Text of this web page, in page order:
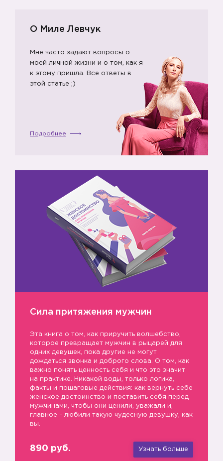
О Миле Левчук
Мне часто задают вопросы о
моей личной жизни и о том, как я
к этому пришла. Все ответы в
этой статье ;)
Подробнее
Сила притяжения мужчин
Эта книга о том, как приручить волшебство,
которое превращает мужчин в рыцарей для
одних девушек, пока другие не могут
дождаться звонка и доброго слова. О том, как
важно понять ценность себя и что это значит
на практике. Никакой воды, только логика,
факты и пошаговые действия: как вернуть себе
женское достоинство и поставить себя перед
мужчинами, чтобы они ценили, уважали и,
главное - любили такую чудесную девушку, как
вы.
890 руб. Узнать больше